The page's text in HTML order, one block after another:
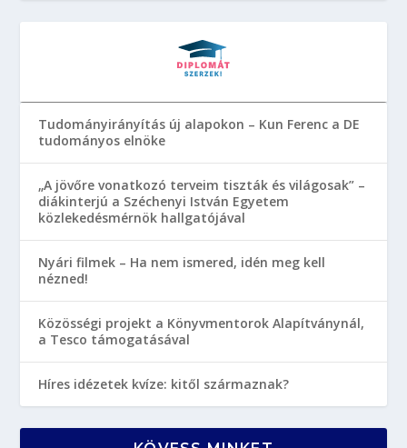
Tudományirányítás új alapokon – Kun Ferenc a DE
tudományos elnöke
„A jövőre vonatkozó terveim tiszták és világosak” –
diákinterjú a Széchenyi István Egyetem
közlekedésmérnök hallgatójával
Nyári filmek – Ha nem ismered, idén meg kell
nézned!
Közösségi projekt a Könyvmentorok Alapítványnál,
a Tesco támogatásával
Híres idézetek kvíze: kitől származnak?